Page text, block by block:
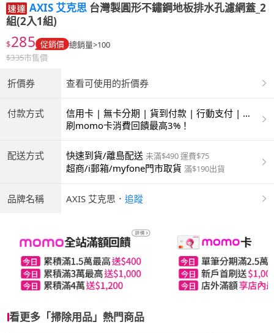
AXIS 艾克思 台灣製圓形不鏽鋼地板排水孔濾網蓋_2
組(2入1組)
$285 促銷價 總銷量>100
$335市售價
折價券 查看可使用的折價券
付款方式
信用卡 | 無卡分期 | 貨到付款 | 行動支付 | 超
商付款 | ATM | 銀聯卡
刷momo卡消費回饋最高3%！
配送方式 快速到貨/離島配送 未滿$490 運費$75
超商/i郵箱/myfone門市取貨 滿$190出貨
品牌名稱 AXIS 艾克思 ． 追蹤
看更多「掃除用品」熱門商品